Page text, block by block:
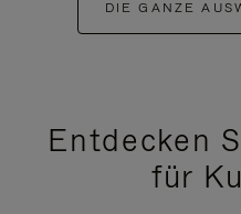
DIE GANZE
Entdecken
für